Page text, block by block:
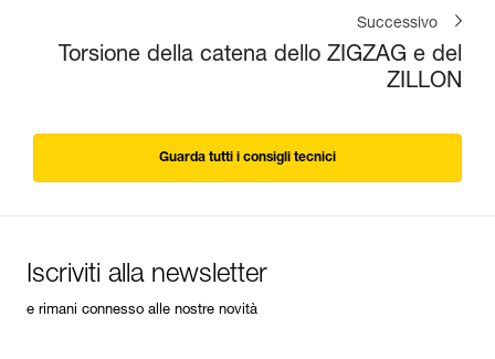
Successivo
Torsione della catena dello ZIGZAG e del
ZILLON
Guarda tutti i consigli tecnici
Iscriviti alla newsletter
e rimani connesso alle nostre novità